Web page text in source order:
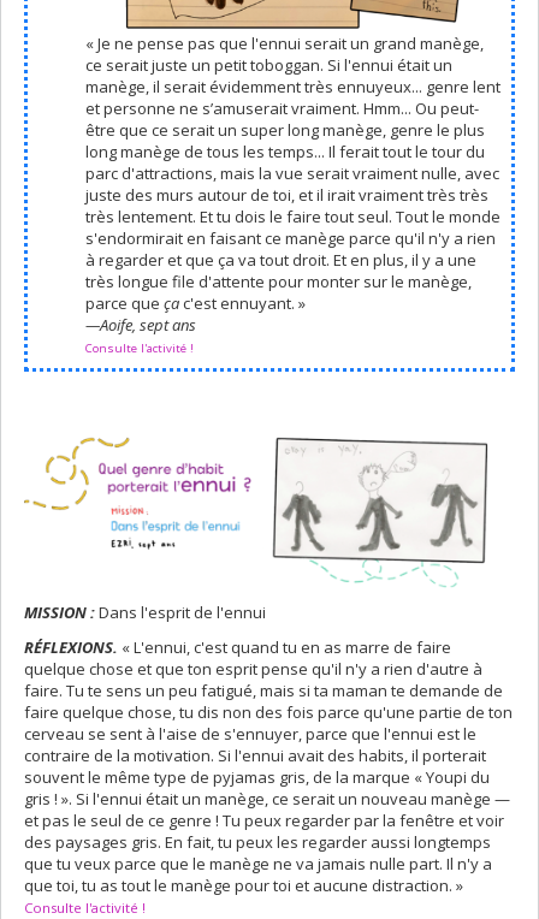
« Je ne pense pas que l'ennui serait un grand manège,
ce serait juste un petit toboggan. Si l'ennui était un
manège, il serait évidemment très ennuyeux... genre lent
et personne ne s’amuserait vraiment. Hmm... Ou peut-
être que ce serait un super long manège, genre le plus
long manège de tous les temps... Il ferait tout le tour du
parc d'attractions, mais la vue serait vraiment nulle, avec
juste des murs autour de toi, et il irait vraiment très très
très lentement. Et tu dois le faire tout seul. Tout le monde
s'endormirait en faisant ce manège parce qu'il n'y a rien
à regarder et que ça va tout droit. Et en plus, il y a une
très longue file d'attente pour monter sur le manège,
parce que çac'est ennuyant. »
—Aoife, sept ans
Consulte l'activité !
MISSION :Dans l'esprit de l'ennui
RÉFLEXIONS. « L'ennui, c'est quand tu en as marre de faire
quelque chose et que ton esprit pense qu'il n'y a rien d'autre à
faire. Tu te sens un peu fatigué, mais si ta maman te demande de
faire quelque chose, tu dis non des fois parce qu'une partie de ton
cerveau se sent à l'aise de s'ennuyer, parce que l'ennui est le
contraire de la motivation. Si l'ennui avait des habits, il porterait
souvent le même type de pyjamas gris, de la marque « Youpi du
gris ! ». Si l'ennui était un manège, ce serait un nouveau manège —
et pas le seul de ce genre ! Tu peux regarder par la fenêtre et voir
des paysages gris. En fait, tu peux les regarder aussi longtemps
que tu veux parce que le manège ne va jamais nulle part. Il n'y a
que toi, tu as tout le manège pour toi et aucune distraction. »
Consulte l'activité !